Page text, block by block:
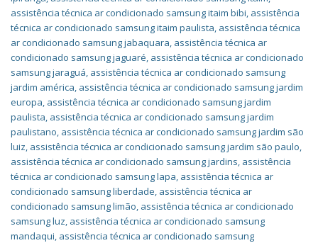
assistência técnica ar condicionado samsung itaim bibi, assistência
técnica ar condicionado samsung itaim paulista, assistência técnica
ar condicionado samsung jabaquara, assistência técnica ar
condicionado samsung jaguaré, assistência técnica ar condicionado
samsung jaraguá, assistência técnica ar condicionado samsung
jardim américa, assistência técnica ar condicionado samsung jardim
europa, assistência técnica ar condicionado samsung jardim
paulista, assistência técnica ar condicionado samsung jardim
paulistano, assistência técnica ar condicionado samsung jardim são
luiz, assistência técnica ar condicionado samsung jardim são paulo,
assistência técnica ar condicionado samsung jardins, assistência
técnica ar condicionado samsung lapa, assistência técnica ar
condicionado samsung liberdade, assistência técnica ar
condicionado samsung limão, assistência técnica ar condicionado
samsung luz, assistência técnica ar condicionado samsung
mandaqui, assistência técnica ar condicionado samsung